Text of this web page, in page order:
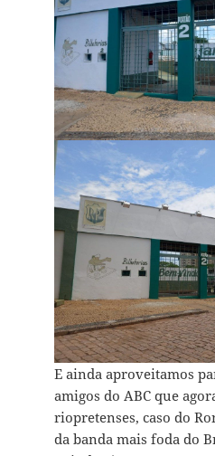
E ainda aproveitamos
amigos do ABC que
riopretenses, caso do
da banda mais foda do